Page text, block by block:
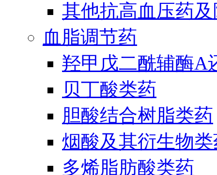
其他抗高血压药
血脂调节药
羟甲戊二酰辅酶A
贝丁酸类药
胆酸结合树脂类药
烟酸及其衍生物
多烯脂肪酸类药